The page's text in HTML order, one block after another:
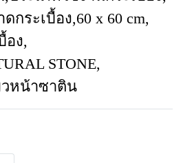
กระเบื้อง,60 x 60 cm,
อง,
STONE,
หน้าซาติน